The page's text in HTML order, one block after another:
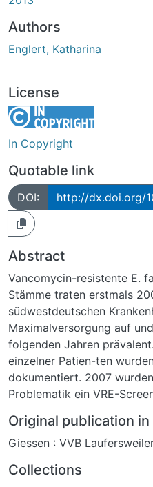
Authors
Englert, Katharina
License
In Copyright
Quotable link
DOI: http://dx.doi.org/
Abstract
Vancomycin-resistente E.
Stämme traten erstmals
südwestdeutschen
Maximalversorgung auf
folgenden Jahren
einzelner Patien-ten
dokumentiert. 2007
Problematik ein VRE-
diesem Zeitraum wurden
Charakteristika untersucht,
Stämmen der Spezies E.
Original publication in
Giessen : VVB
Collections